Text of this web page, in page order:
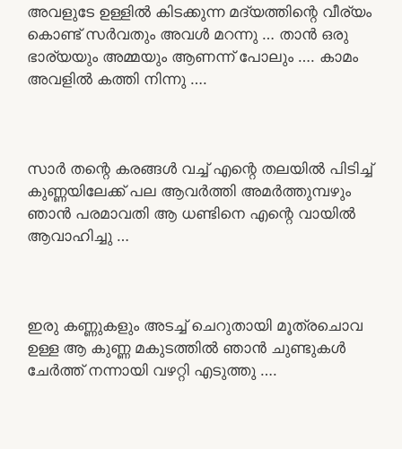
അവളുടേ ഉള്ളിൽ കിടക്കുന്ന മദ്യത്തിന്റെ വീര്യം
കൊണ്ട് സർവതും അവൾ മറന്നു … താൻ ഒരു
ഭാര്യയും അമ്മയും ആണന്ന് പോലും …. കാമം
അവളിൽ കത്തി നിന്നു ….
സാർ തന്റെ കരങ്ങൾ വച്ച് എന്റെ തലയിൽ പിടിച്ച്
കുണ്ണയിലേക്ക് പല ആവർത്തി അമർത്തുമ്പഴും
ഞാൻ പരമാവതി ആ ധണ്ടിനെ എന്റെ വായിൽ
ആവാഹിച്ചു …
ഇരു കണ്ണുകളും അടച്ച് ചെറുതായി മൂത്രചൊവ
ഉള്ള ആ കുണ്ണ മകുടത്തിൽ ഞാൻ ചുണ്ടുകൾ
ചേർത്ത് നന്നായി വഴറ്റി എടുത്തു ….